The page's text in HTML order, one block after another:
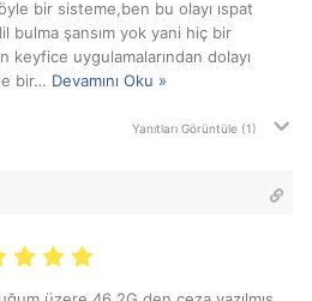
bir sisteme,ben bu olayı ıspat
bulma şansım yok yani hiç bir
uygulamalarından dolayı
bir… Devamını Oku »
Yanıtları Görüntüle (1)